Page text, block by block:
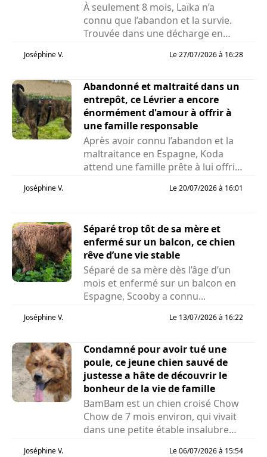
À seulement 8 mois, Laïka n’a
connu que l’abandon et la survie.
Trouvée dans une décharge en
Joséphine V. Le 27/07/2026 à 16:28
Abandonné et maltraité dans un
entrepôt, ce Lévrier a encore
énormément d'amour à offrir à
une famille responsable
Après avoir connu l’abandon et la
maltraitance en Espagne, Koda
attend une famille prête à lui offrir
Joséphine V. Le 20/07/2026 à 16:01
Séparé trop tôt de sa mère et
enfermé sur un balcon, ce chien
rêve d’une vie stable
Séparé de sa mère dès l’âge d’un
mois et enfermé sur un balcon en
Espagne, Scooby a connu...
Joséphine V. Le 13/07/2026 à 16:22
Condamné pour avoir tué une
poule, ce jeune chien sauvé de
justesse a hâte de découvrir le
bonheur de la vie de famille
BamBam est un chien croisé Chow
Chow de 7 mois environ, qui vivait
dans une petite étable insalubre
Joséphine V. Le 06/07/2026 à 15:54